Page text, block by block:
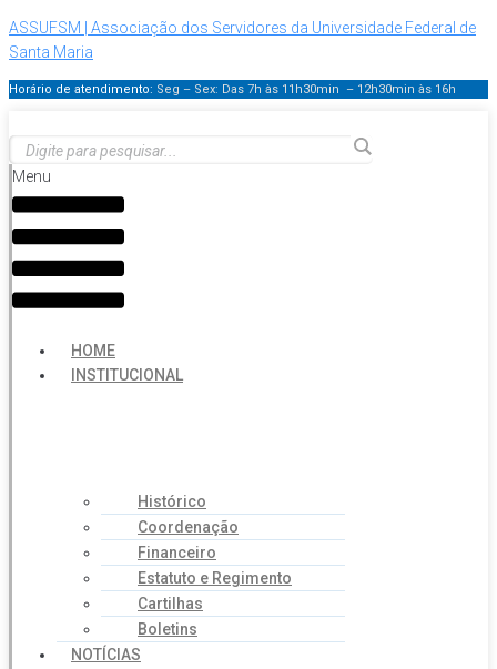
ASSUFSM | Associação dos Servidores da Universidade Federal de
Santa Maria
Horário de atendimento: Seg – Sex: Das 7h às 11h30min – 12h30min às 16h
Menu
HOME
INSTITUCIONAL
Histórico
Coordenação
Financeiro
Estatuto e Regimento
Cartilhas
Boletins
NOTÍCIAS